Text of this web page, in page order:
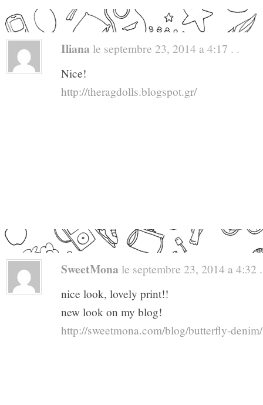
Iliana le septembre 23, 2014 a 4:17 . .
Nice!
http://theragdolls.blogspot.gr/
SweetMona le septembre 23, 2014 a 4:32
nice look, lovely print!!
new look on my blog!
http://sweetmona.com/blog/butterfly-denim/